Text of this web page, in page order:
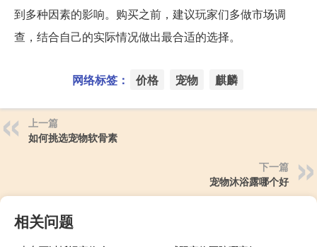
到多种因素的影响。购买之前，建议玩家们多做市场调
查，结合自己的实际情况做出最合适的选择。
网络标签： 价格 宠物 麒麟
上一篇
如何挑选宠物软骨素
下一篇
宠物沐浴露哪个好
相关问题